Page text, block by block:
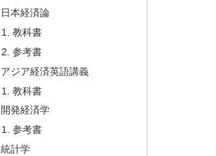
日本経済論
教科書
参考書
アジア経済英語講義
教科書
開発経済学
参考書
統計学